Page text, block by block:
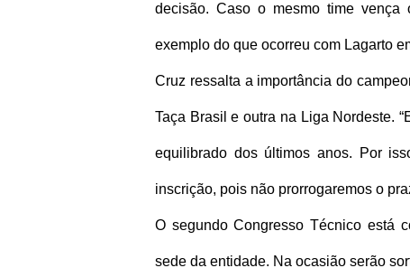
decisão. Caso o mesmo time vença
exemplo do que ocorreu com Lagarto
Cruz ressalta a importância do
Taça Brasil e outra na Liga Nordeste.
equilibrado dos últimos anos. Por
inscrição, pois não prorrogaremos o
O segundo Congresso Técnico está
sede da entidade. Na ocasião serão